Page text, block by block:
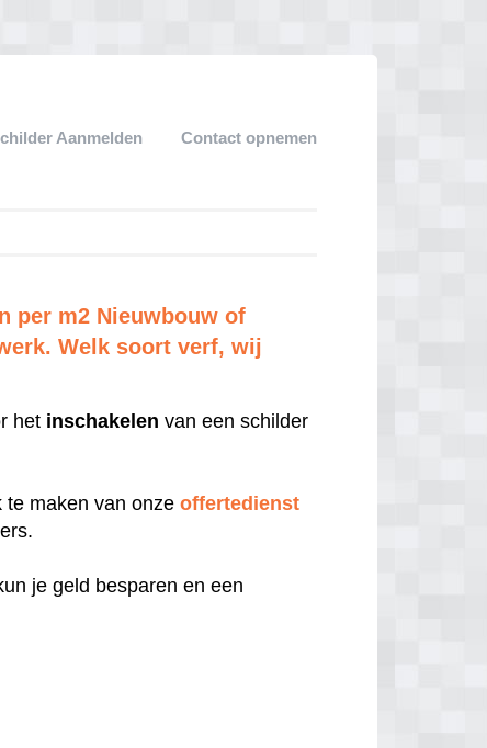
Aanmelden Contact opnemen
per m2 Nieuwbouw of
Welk soort verf, wij
het inschakelen van een schilder
te maken van onzeoffertedienst
je geld besparen en een